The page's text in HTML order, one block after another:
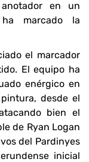
en un
marcado la
el marcador
El equipo ha
enérgico en
desde el
bien el
de Ryan Logan
del Pardinyes
inicial